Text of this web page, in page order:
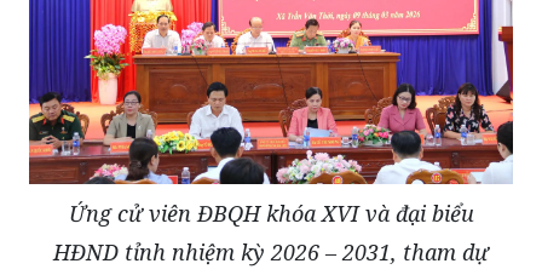
Ứng cử viên ĐBQH khóa XVI và đại biểu
HĐND tỉnh nhiệm kỳ 2026 – 2031, tham dự